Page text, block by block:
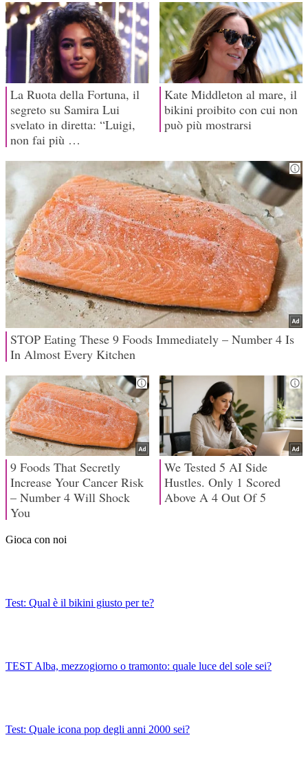
Gioca con noi
Test: Qual è il bikini giusto per te?
TEST Alba, mezzogiorno o tramonto: quale luce del sole sei?
Test: Quale icona pop degli anni 2000 sei?